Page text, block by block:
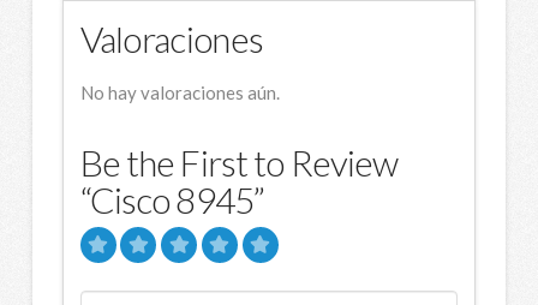
Valoraciones
No hay valoraciones aún.
Be the First to Review
“Cisco 8945”